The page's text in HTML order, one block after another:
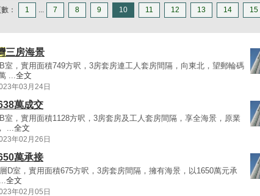
： 1 ... 7 8 9 10 11 12 13 14 15
三房海景
室，實用面積749方呎，3房套房連工人套房間隔，向東北，望郵輪碼
...全文
年03月24日
萬成交
室，實用面積1128方呎，3房套房及工人套房間隔，享全海景，原業
...全文
年02月26日
萬承接
D室，實用面積675方呎，3房套房間隔，擁有海景，以1650萬元承
全文
年02月05日